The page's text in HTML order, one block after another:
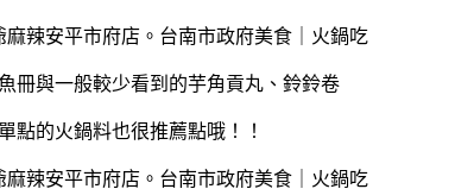
冊與一般較少看到的芋角貢丸、鈴鈴卷
點的火鍋料也很推薦點哦！！